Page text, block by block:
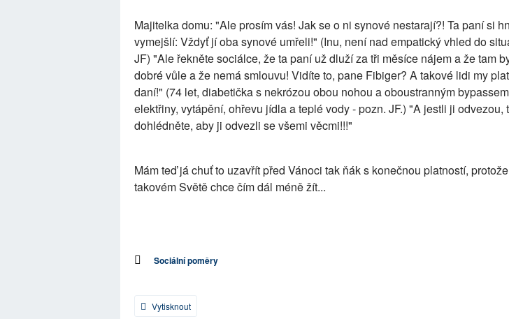
Majitelka domu: "Ale prosím vás! Jak se o ni synové nestarají?! Ta paní si
vymejšlí: Vždyť jí oba synové umřeli!" (Inu, není nad empatický vhled do
JF) "Ale řekněte sociálce, že ta paní už dluží za tři měsíce nájem a že tam
dobré vůle a že nemá smlouvu! Vidíte to, pane Fibiger? A takové lidi my
daní!" (74 let, diabetička s nekrózou obou nohou a oboustranným
elektřiny, vytápění, ohřevu jídla a teplé vody - pozn. JF.) "A jestli ji odvezou,
dohlédněte, aby ji odvezli se všemi věcmi!!!"
Mám teď já chuť to uzavřít před Vánoci tak ňák s konečnou platností,
takovém Světě chce čím dál méně žít...
Sociální poměry
Vytisknout